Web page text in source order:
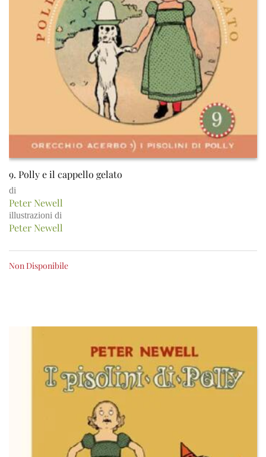
9. Polly e il cappello gelato
di
Peter Newell
illustrazioni di
Peter Newell
Non Disponibile